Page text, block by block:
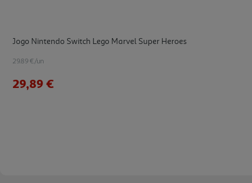
Jogo Nintendo Switch Lego Marvel Super Heroes
29.89 €/un
29,89 €